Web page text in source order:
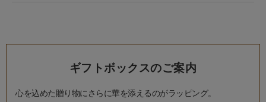
ギフトボックスのご案内
心を込めた贈り物にさらに華を添えるのがラッピング。